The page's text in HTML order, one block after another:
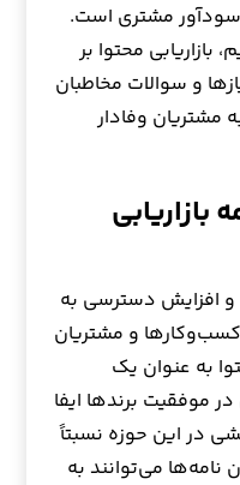
مشتری است.
بازاریابی محتوا بر
و سوالات مخاطبان
مشتریان وفادار
بازاریابی
و افزایش دسترسی به
کسب‌وکارها و مشتریان
به عنوان یک
موفقیت برندها ایفا
در این حوزه نسبتاً
نامه‌ها می‌توانند به